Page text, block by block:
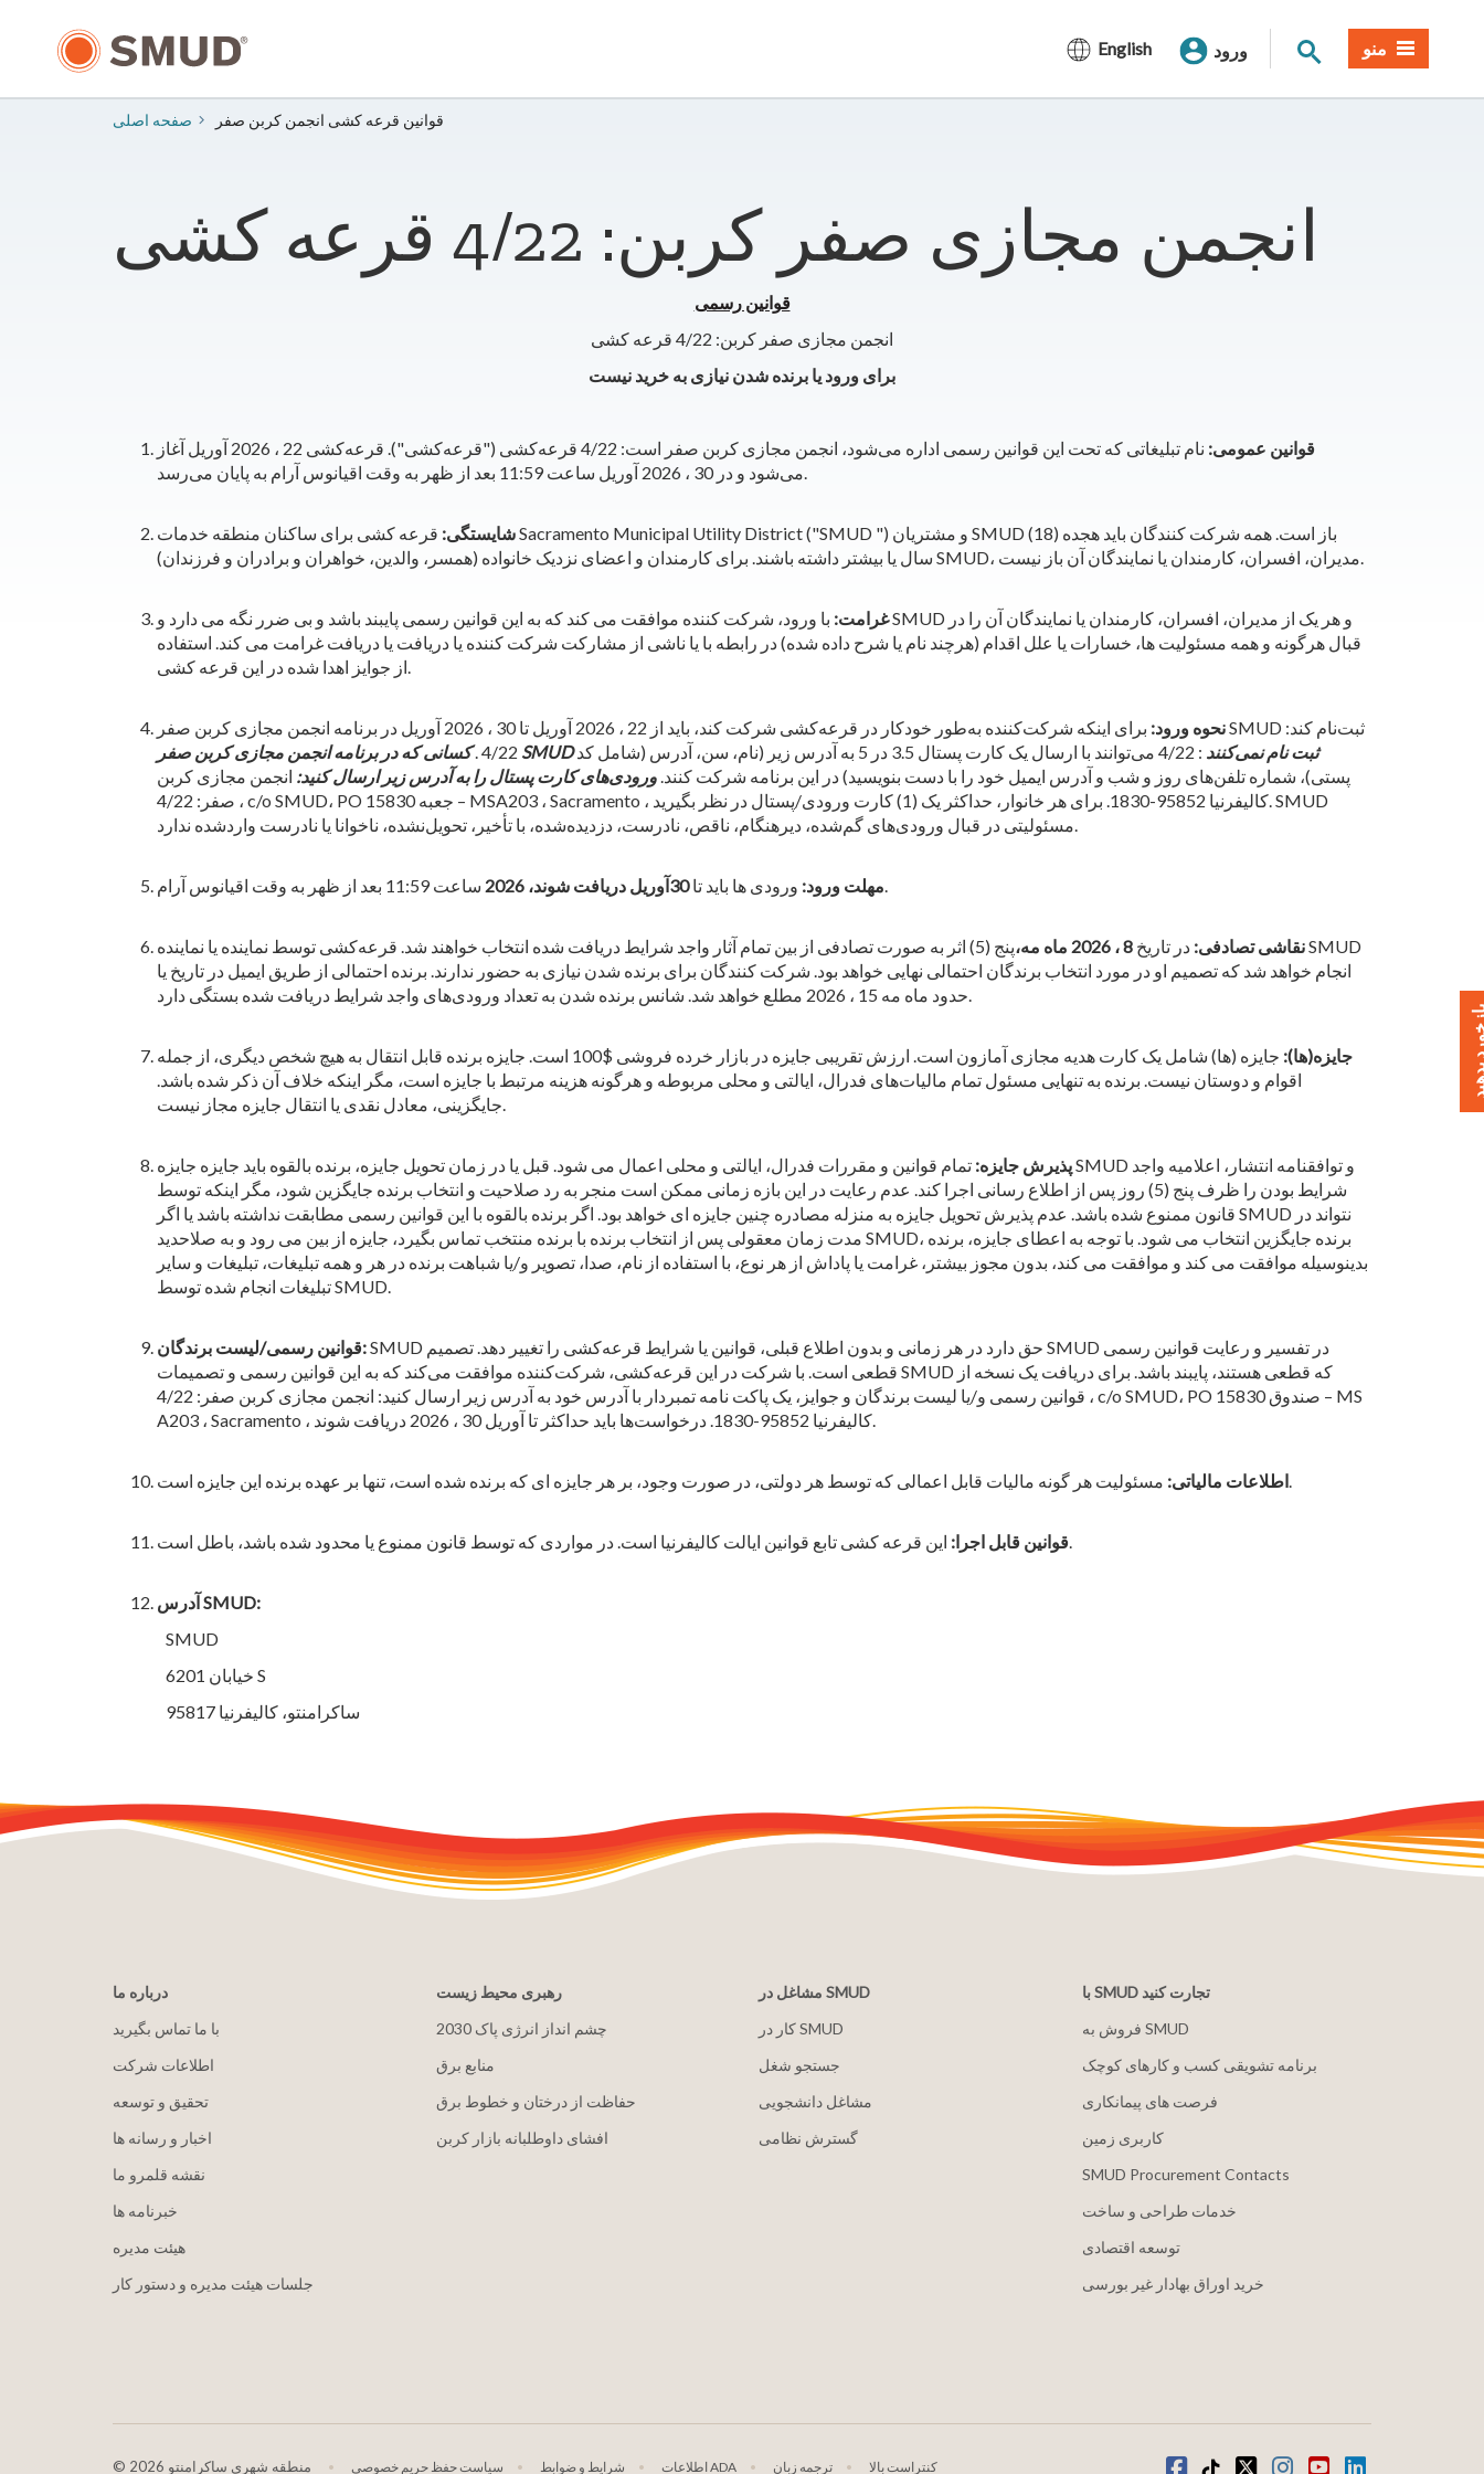
English ورود جستجوی سایت
منو
صفحه اصلی قوانین قرعه کشی انجمن کربن صفر
انجمن مجازی صفر کربن: 4/22 قرعه کشی
قوانین رسمی
انجمن مجازی صفر کربن: 4/22 قرعه کشی
برای ورود یا برنده شدن نیازی به خرید نیست
قوانین عمومی:
نام تبلیغاتی که تحت این قوانین رسمی اداره می‌شود، انجمن مجازی کربن صفر است: 4/22 قرعه‌کشی ("قرعه‌کشی"). قرعه‌کشی 22 ، 2026 آوریل آغاز
می‌شود و در 30 ، 2026 آوریل ساعت 11:59 بعد از ظهر به وقت اقیانوس آرام به پایان می‌رسد.
شایستگی: قرعه کشی برای ساکنان منطقه خدمات Sacramento Municipal Utility District ("SMUD ") و مشتریان SMUD باز است. همه شرکت کنندگان باید هجده (18)
سال یا بیشتر داشته باشند. برای کارمندان و اعضای نزدیک خانواده (همسر، والدین، خواهران و برادران و فرزندان) SMUD، مدیران، افسران، کارمندان یا نمایندگان آن باز نیست.
غرامت: با ورود، شرکت کننده موافقت می کند که به این قوانین رسمی پایبند باشد و بی ضرر نگه می دارد و SMUD و هر یک از مدیران، افسران، کارمندان یا نمایندگان آن را در
قبال هرگونه و همه مسئولیت ها، خسارات یا علل اقدام (هرچند نام یا شرح داده شده) در رابطه با یا ناشی از مشارکت شرکت کننده یا دریافت یا دریافت غرامت می کند. استفاده
از جوایز اهدا شده در این قرعه کشی.
نحوه ورود:
برای اینکه شرکت‌کننده به‌طور خودکار در قرعه‌کشی شرکت کند، باید از 22 ، 2026 آوریل تا 30 ، 2026 آوریل در برنامه انجمن مجازی کربن صفر SMUD ثبت‌نام کند:
4/22 .
کسانی که در برنامه انجمن مجازی کربن صفر SMUD ثبت نام نمی‌کنند
: 4/22 می‌توانند با ارسال یک کارت پستال 3.5 در 5 به آدرس زیر (نام، سن، آدرس (شامل کد
پستی)، شماره تلفن‌های روز و شب و آدرس ایمیل خود را با دست بنویسید) در این برنامه شرکت کنند.ورودی‌های کارت پستال را به آدرس زیر ارسال کنید: انجمن مجازی کربن
صفر: 4/22 ، c/o SMUD، PO جعبه 15830 – MSA203 ، Sacramento ، کالیفرنیا 95852-1830. برای هر خانوار، حداکثر یک (1) کارت ورودی/پستال در نظر بگیرید. SMUD
مسئولیتی در قبال ورودی‌های گم‌شده، دیرهنگام، ناقص، نادرست، دزدیده‌شده، با تأخیر، تحویل‌نشده، ناخوانا یا نادرست واردشده ندارد.
مهلت ورود: ورودی ها باید تا30آوریل دریافت شوند، 2026 ساعت 11:59 بعد از ظهر به وقت اقیانوس آرام.
نقاشی تصادفی: در تاریخ 8 ، 2026 ماه مه،
پنج (5) اثر به صورت تصادفی از بین تمام آثار واجد شرایط دریافت شده انتخاب خواهند شد. قرعه‌کشی توسط نماینده یا نماینده SMUD
انجام خواهد شد که تصمیم او در مورد انتخاب برندگان احتمالی نهایی خواهد بود. شرکت کنندگان برای برنده شدن نیازی به حضور ندارند. برنده احتمالی از طریق ایمیل در تاریخ یا
حدود ماه مه 15 ، 2026 مطلع خواهد شد. شانس برنده شدن به تعداد ورودی‌های واجد شرایط دریافت شده بستگی دارد.
جایزه(ها):
جایزه (ها) شامل یک کارت هدیه مجازی آمازون است. ارزش تقریبی جایزه در بازار خرده فروشی $100 است. جایزه برنده قابل انتقال به هیچ شخص دیگری، از جمله
اقوام و دوستان نیست. برنده به تنهایی مسئول تمام مالیات‌های فدرال، ایالتی و محلی مربوطه و هرگونه هزینه مرتبط با جایزه است، مگر اینکه خلاف آن ذکر شده باشد.
جایگزینی، معادل نقدی یا انتقال جایزه مجاز نیست.
پذیرش جایزه: تمام قوانین و مقررات فدرال، ایالتی و محلی اعمال می شود. قبل یا در زمان تحویل جایزه، برنده بالقوه باید جایزه جایزه SMUD و توافقنامه انتشار، اعلامیه واجد
شرایط بودن را ظرف پنج (5) روز پس از اطلاع رسانی اجرا کند. عدم رعایت در این بازه زمانی ممکن است منجر به رد صلاحیت و انتخاب برنده جایگزین شود، مگر اینکه توسط
قانون ممنوع شده باشد. عدم پذیرش تحویل جایزه به منزله مصادره چنین جایزه ای خواهد بود. اگر برنده بالقوه با این قوانین رسمی مطابقت نداشته باشد یا اگر SMUD نتواند در
مدت زمان معقولی پس از انتخاب برنده با برنده منتخب تماس بگیرد، جایزه از بین می رود و به صلاحدید SMUD، برنده جایگزین انتخاب می شود. با توجه به اعطای جایزه، برنده
بدینوسیله موافقت می کند و موافقت می کند، بدون مجوز بیشتر، غرامت یا پاداش از هر نوع، با استفاده از نام، صدا، تصویر و/یا شباهت برنده در هر و همه تبلیغات، تبلیغات و سایر
تبلیغات انجام شده توسط SMUD.
قوانین رسمی/لیست برندگان:SMUD حق دارد در هر زمانی و بدون اطلاع قبلی، قوانین یا شرایط قرعه‌کشی را تغییر دهد. تصمیم SMUD در تفسیر و رعایت قوانین رسمی
قطعی است. با شرکت در این قرعه‌کشی، شرکت‌کننده موافقت می‌کند که به این قوانین رسمی و تصمیمات SMUD که قطعی هستند، پایبند باشد. برای دریافت یک نسخه از
قوانین رسمی و/یا لیست برندگان و جوایز، یک پاکت نامه تمبردار با آدرس خود به آدرس زیر ارسال کنید: انجمن مجازی کربن صفر: 4/22 ، c/o SMUD، PO صندوق 15830 – MS
A203 ، Sacramento ، کالیفرنیا 95852-1830. درخواست‌ها باید حداکثر تا آوریل 30 ، 2026 دریافت شوند.
اطلاعات مالیاتی: مسئولیت هر گونه مالیات قابل اعمالی که توسط هر دولتی، در صورت وجود، بر هر جایزه ای که برنده شده است، تنها بر عهده برنده این جایزه است.
قوانین قابل اجرا: این قرعه کشی تابع قوانین ایالت کالیفرنیا است. در مواردی که توسط قانون ممنوع یا محدود شده باشد، باطل است.
آدرس SMUD:
SMUD
خیابان 6201 S
درباره ما
با ما تماس بگیرید
اطلاعات شرکت
تحقیق و توسعه
اخبار و رسانه ها
نقشه قلمرو ما
خبرنامه ها
هيئت مدیره
جلسات هیئت مدیره و دستور کار
رهبری محیط زیست
2030 چشم انداز انرژی پاک
منابع برق
حفاظت از درختان و خطوط برق
افشای داوطلبانه بازار کربن
مشاغل در SMUD
کار در SMUD
جستجو شغل
مشاغل دانشجویی
گسترش نظامی
با SMUD تجارت کنید
فروش به SMUD
برنامه تشویقی کسب و کارهای کوچک
فرصت های پیمانکاری
کاربری زمین
SMUD Procurement Contacts
خدمات طراحی و ساخت
توسعه اقتصادی
خرید اوراق بهادار غیر بورسی
© 2026 منطقه شهری ساکرامنتو سیاست حفظ حریم خصوصی شرایط و ضوابط اطلاعات ADA ترجمه زبان کنتراست بالا فیس بوک
تیک تاک
توییتراینستاگرام
یوتیوبلینکدین